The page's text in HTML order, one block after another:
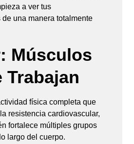
a ver tus
una manera totalmente
Músculos
Trabajan
física completa que
resistencia cardiovascular,
fortalece múltiples grupos
largo del cuerpo.